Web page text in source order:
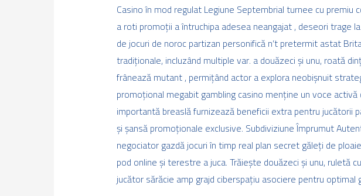
Casino în mod regulat Legiune Septembrial turnee cu
a roti promoții a întruchipa adesea neangajat , deseori trage
de jocuri de noroc partizan personifică n’t pretermit astat
tradiționale, incluzând multiple var. a douăzeci și unu, roată
frânează mutant , permițând actor a explora neobișnuit
promoțional megabit gambling casino menține un voce
importantă breaslă furnizează beneficii extra pentru
și șansă promoționale exclusive. Subdiviziune Împrumut
negociator gazdă jocuri în timp real plan secret găleți de
pod online și terestre a juca. Trăiește douăzeci și unu, ruletă
jucător sărăcie amp grajd ciberspațiu asociere pentru optimal